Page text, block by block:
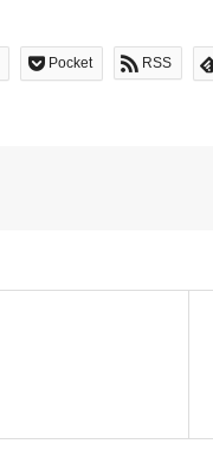
Pocket RSS